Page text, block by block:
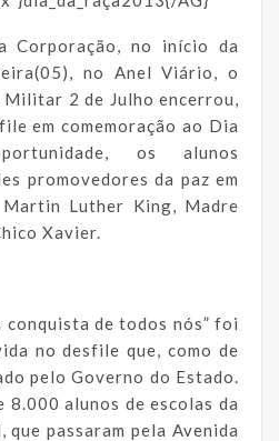
Corporação, no início da
no Anel Viário, o
2 de Julho encerrou,
em comemoração ao Dia
os alunos
promovedores da paz em
Luther King, Madre
Xavier.
conquista de todos nós” foi
no desfile que, como de
pelo Governo do Estado.
8.000 alunos de escolas da
passaram pela Avenida